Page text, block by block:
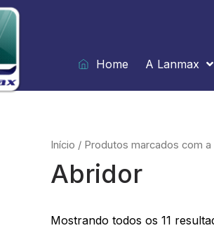
Ir
para
o
conteúdo
Home
A Lanmax
Início / Produtos marcados com a
Abridor
Mostrando todos os 11